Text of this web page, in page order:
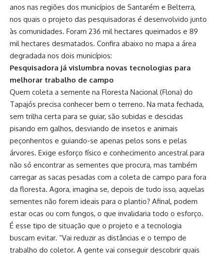
anos nas regiões dos municípios de Santarém e Belterra,
nos quais o projeto das pesquisadoras é desenvolvido junto
às comunidades. Foram 236 mil hectares queimados e 89
mil hectares desmatados. Confira abaixo no mapa a área
degradada nos dois municípios:
Pesquisadora já vislumbra novas tecnologias para
melhorar trabalho de campo
Quem coleta a semente na Floresta Nacional (Flona) do
Tapajós precisa conhecer bem o terreno. Na mata fechada,
sem trilha certa para se guiar, são subidas e descidas
pisando em galhos, desviando de insetos e animais
peçonhentos e guiando-se apenas pelos sons e pelas
árvores. Exige esforço físico e conhecimento ancestral para
não só encontrar as sementes que procura, mas também
carregar as sacas pesadas com a coleta de campo para fora
da floresta. Agora, imagina se, depois de tudo isso, aquelas
sementes não forem ideais para o plantio? Afinal, podem
estar ocas ou com fungos, o que invalidaria todo o esforço.
É esse tipo de situação que o projeto e a tecnologia
buscam evitar. “Vai reduzir as distâncias e o tempo de
trabalho do coletor. A gente vai conseguir descobrir quais